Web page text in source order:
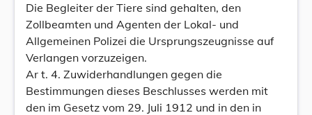
Die Begleiter der Tiere sind gehalten, den
Zollbeamten und Agenten der Lokal- und
Allgemeinen Polizei die Ursprungszeugnisse auf
Verlangen vorzuzeigen.
Ar t. 4. Zuwiderhandlungen gegen die
Bestimmungen dieses Beschlusses werden mit
den im Gesetz vom 29. Juli 1912 und in den in